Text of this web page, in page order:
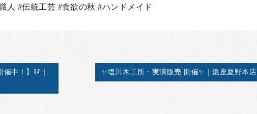
人 #伝統工芸 #食欲の秋 #ハンドメイド
中！】🥢｜ ✨塩川木工所・実演販売 開催✨｜銀座夏野本店